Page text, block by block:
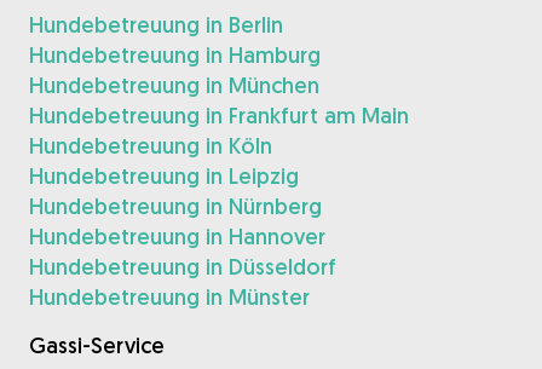
Hundebetreuung in Berlin
Hundebetreuung in Hamburg
Hundebetreuung in München
Hundebetreuung in Frankfurt am Main
Hundebetreuung in Köln
Hundebetreuung in Leipzig
Hundebetreuung in Nürnberg
Hundebetreuung in Hannover
Hundebetreuung in Düsseldorf
Hundebetreuung in Münster
Gassi-Service